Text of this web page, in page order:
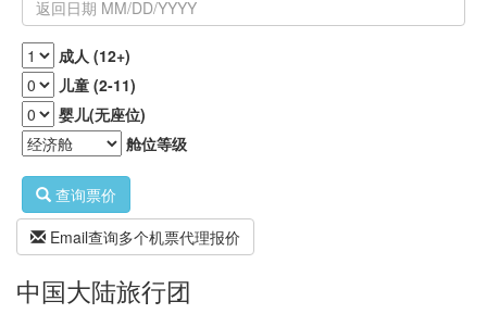
成人 (12+)
儿童 (2-11)
婴儿(无座位)
舱位等级
查询票价
Email查询多个机票代理报价
中国大陆旅行团